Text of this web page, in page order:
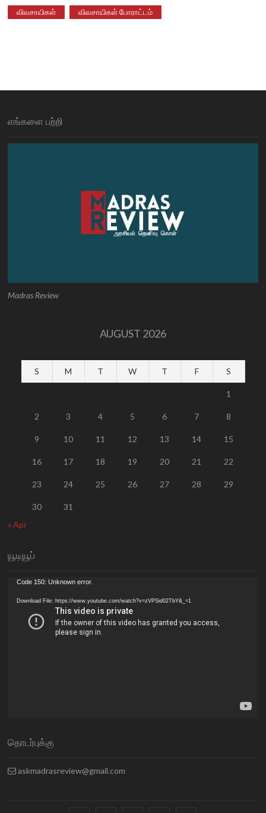
விவசாயிகள் விவசாயிகள் போராட்டம்
எங்களை பற்றி
Madras Review
AUGUST 2026
S M T W T F S
1
2 3 4 5 6 7 8
9 10 11 12 13 14 15
16 17 18 19 20 21 22
23 24 25 26 27 28 29
30
31
« Apr
யூடியூப்
Video
Code 150: Unknown error.
Download File: https://www.youtube.com/watch?v=zVPSid02TbY&_=1
தொடர்புக்கு
askmadrasreview@gmail.com